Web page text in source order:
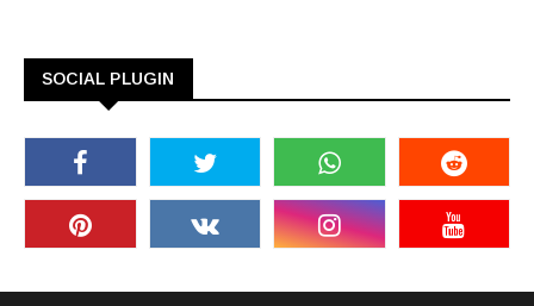
SOCIAL PLUGIN